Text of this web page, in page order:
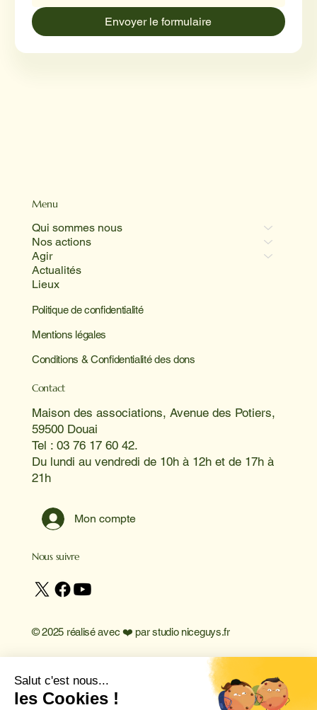
Menu
Qui sommes nous
Nos actions
Agir
Actualités
Lieux
Politique de confidentialité
Mentions légales
Conditions & Confidentialité des dons
Contact
Maison des associations, Avenue des Potiers,
59500 Douai
Tel : 03 76 17 60 42.
Du lundi au vendredi de 10h à 12h et de 17h à
21h
Mon compte
Nous suivre
© 2025 réalisé avec ❤️ parstudio niceguys.fr
Envoyer le formulaire